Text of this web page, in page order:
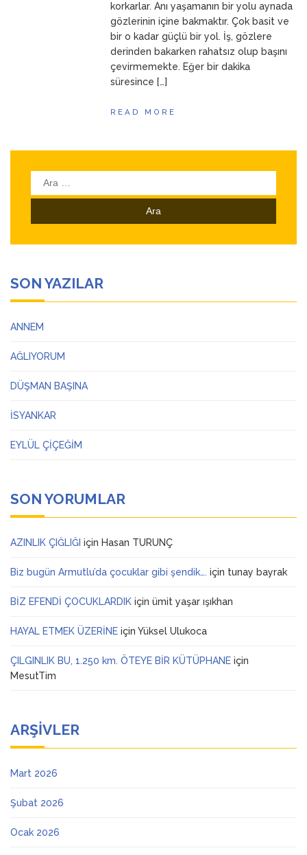
korkarlar. Anı yaşamanın bir yolu aynada
gözlerinin içine bakmaktır. Çok basit ve
bir o kadar güçlü bir yol. İş, gözlere
derinden bakarken rahatsız olup başını
çevirmemekte. Eğer bir dakika
süresince […]
READ MORE
Arama:
SON YAZILAR
ANNEM
AĞLIYORUM
DÜŞMAN BAŞINA
İSYANKAR
EYLÜL ÇİÇEĞİM
SON YORUMLAR
AZINLIK ÇIĞLIĞI için Hasan TURUNÇ
Biz bugün Armutlu’da çocuklar gibi şendik…. için tunay bayrak
BİZ EFENDİ ÇOCUKLARDIK için ümit yaşar ışıkhan
HAYAL ETMEK ÜZERİNE için Yüksel Ulukoca
ÇILGINLIK BU, 1.250 km. ÖTEYE BİR KÜTÜPHANE için
MesutTim
ARŞIVLER
Mart 2026
Şubat 2026
Ocak 2026